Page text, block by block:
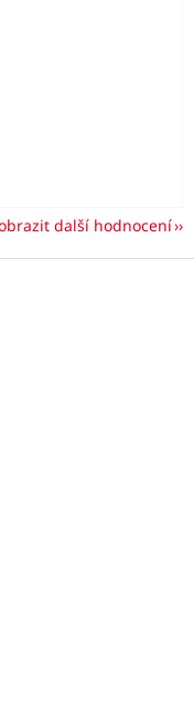
5 hvězdiček.
5 hvězdiček.
další hodnocení